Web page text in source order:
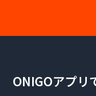
ONIGOアプリ